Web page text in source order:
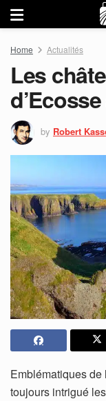
Home Actualités
Les
by Robert
Emblématiques de
toujours intrigué